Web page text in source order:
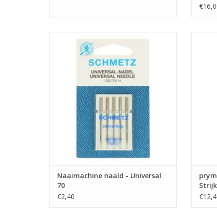
Universele machinenaald van Schmetz met
dikte 80 is geschikt voor de meeste
stoffen.
TOEVOEGEN AAN WINKELWAGEN
Naaimachine naald - Universal
70
€2,40